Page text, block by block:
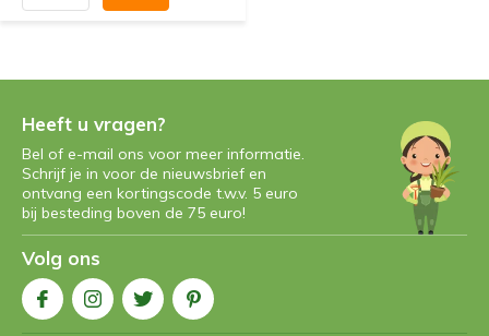
Heeft u vragen?
Bel of e-mail ons voor meer informatie.
Schrijf je in voor de nieuwsbrief en
ontvang een kortingscode t.w.v. 5 euro
bij besteding boven de 75 euro!
Volg ons